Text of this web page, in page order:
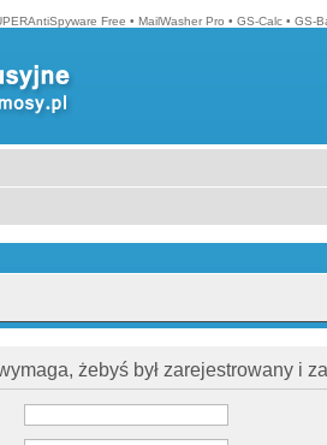
Free • MailWasher Pro • GS-Calc • GS-
żebyś był zarejestrowany i